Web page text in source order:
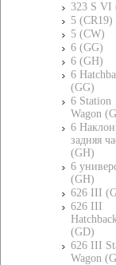
323 S VI
5 (CR19)
5 (CW)
6 (GG)
6 (GH)
6
(GG)
6 Station
Wagon
6
задняя
(GH)
6
(GH)
626 III
626 III
(GD)
626 III
Wagon